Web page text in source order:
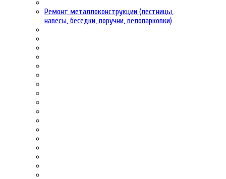
Ремонт металлоконструкции (лестницы,
навесы, беседки, поручни, велопарковки)